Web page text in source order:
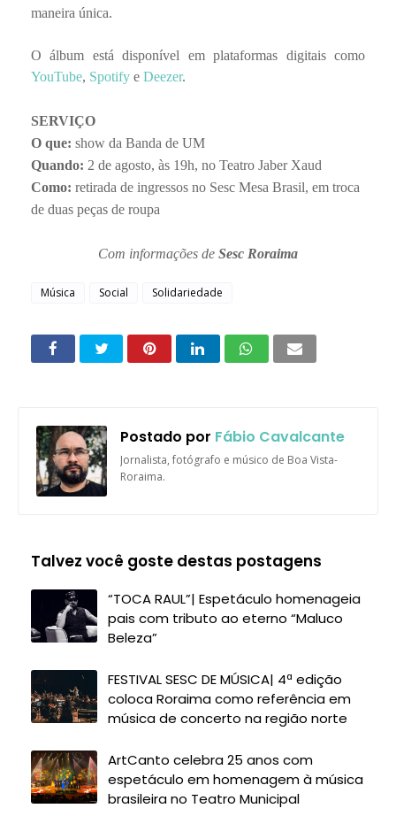
maneira única.
O álbum está disponível em plataformas digitais como
YouTube, Spotify e Deezer.
SERVIÇO
O que: show da Banda de UM
Quando: 2 de agosto, às 19h, no Teatro Jaber Xaud
Como: retirada de ingressos no Sesc Mesa Brasil, em troca
de duas peças de roupa
Com informações de Sesc Roraima
Música Social Solidariedade
Postado por Fábio Cavalcante
Jornalista, fotógrafo e músico de Boa Vista-
Roraima.
Talvez você goste destas postagens
“TOCA RAUL”| Espetáculo homenageia
pais com tributo ao eterno “Maluco
Beleza”
FESTIVAL SESC DE MÚSICA| 4ª edição
coloca Roraima como referência em
música de concerto na região norte
ArtCanto celebra 25 anos com
espetáculo em homenagem à música
brasileira no Teatro Municipal